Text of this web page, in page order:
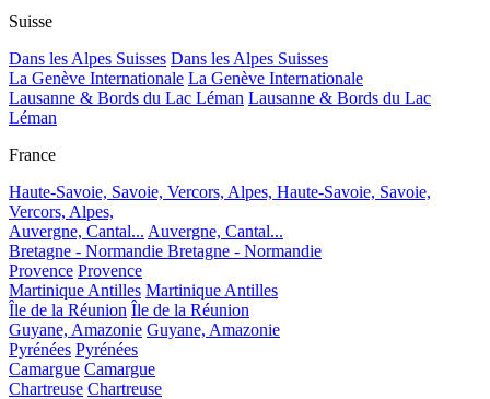
Suisse
Dans les Alpes Suisses Dans les Alpes Suisses
La Genève Internationale La Genève Internationale
Lausanne & Bords du Lac Léman Lausanne & Bords du Lac
Léman
France
Haute-Savoie, Savoie, Vercors, Alpes, Haute-Savoie, Savoie,
Vercors, Alpes,
Auvergne, Cantal... Auvergne, Cantal...
Bretagne - Normandie Bretagne - Normandie
Provence Provence
Martinique Antilles Martinique Antilles
Île de la Réunion Île de la Réunion
Guyane, Amazonie Guyane, Amazonie
Pyrénées Pyrénées
Camargue Camargue
Chartreuse Chartreuse